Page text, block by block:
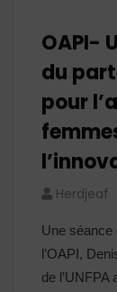
OAPI-
du
pour
Herdjeaf
Une séance
l’OAPI,
de